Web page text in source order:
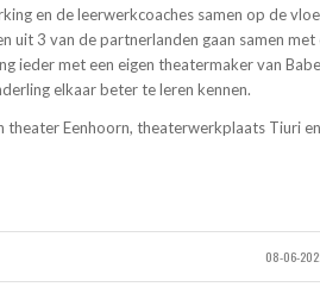
en de leerwerkcoaches samen op de
uit 3 van de partnerlanden gaan samen
ieder met een eigen theatermaker van
elkaar beter te leren kennen.
theater Eenhoorn, theaterwerkplaats Tiuri
08-06-